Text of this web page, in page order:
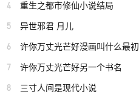
4 重生之都市修仙小说结局
5 异世邪君 月儿
6 许你万丈光芒好漫画叫什么最初
7 许你万丈光芒好另一个书名
8 三寸人间是现代小说